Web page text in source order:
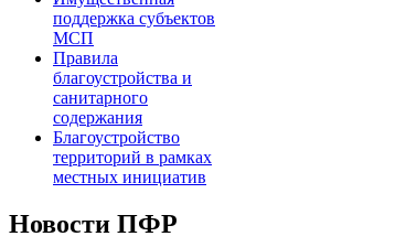
поддержка субъектов
МСП
Правила
благоустройства и
санитарного
содержания
Благоустройство
территорий в рамках
местных инициатив
Новости ПФР